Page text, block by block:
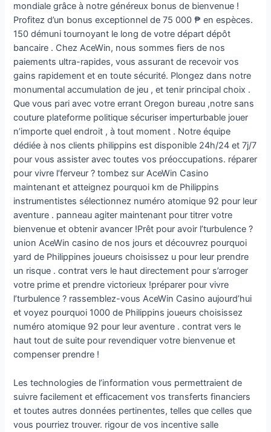
mondiale grâce à notre généreux bonus de bienvenue !
Profitez d’un bonus exceptionnel de 75 000 ₱ en espèces.
150 démuni tournoyant le long de votre départ dépôt
bancaire . Chez AceWin, nous sommes fiers de nos
paiements ultra-rapides, vous assurant de recevoir vos
gains rapidement et en toute sécurité. Plongez dans notre
monumental accumulation de jeu , et tenir principal choix .
Que vous pari avec votre errant Oregon bureau ,notre sans
couture plateforme politique sécuriser imperturbable jouer
n’importe quel endroit , à tout moment . Notre équipe
dédiée à nos clients philippins est disponible 24h/24 et 7j/7
pour vous assister avec toutes vos préoccupations. réparer
pour vivre l’ferveur ? tombez sur AceWin Casino
maintenant et atteignez pourquoi km de Philippins
instrumentistes sélectionnez numéro atomique 92 pour leur
aventure . panneau agiter maintenant pour titrer votre
bienvenue et obtenir avancer !Prêt pour avoir l’turbulence ?
union AceWin casino de nos jours et découvrez pourquoi
yard de Philippines joueurs choisissez u pour leur prendre
un risque . contrat vers le haut directement pour s’arroger
votre prime et prendre victorieux !préparer pour vivre
l’turbulence ? rassemblez-vous AceWin Casino aujourd’hui
et voyez pourquoi 1000 de Philippins joueurs choisissez
numéro atomique 92 pour leur aventure . contrat vers le
haut tout de suite pour revendiquer votre bienvenue et
compenser prendre !
Les technologies de l’information vous permettraient de
suivre facilement et efficacement vos transferts financiers
et toutes autres données pertinentes, telles que celles que
vous pourriez trouver. rigour de vos incentive salle